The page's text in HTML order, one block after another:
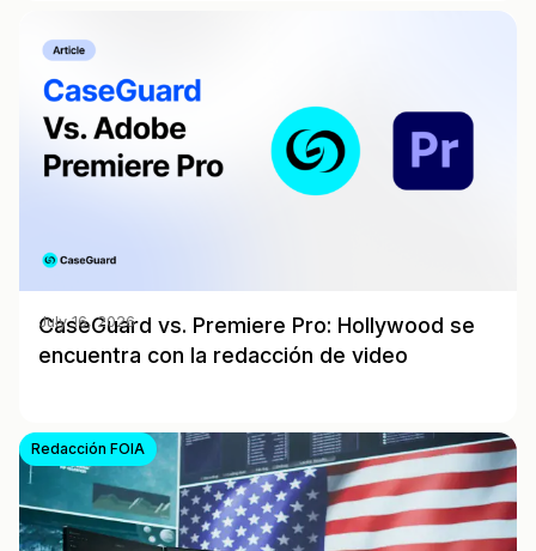
CaseGuard vs. Premiere Pro: Hollywood se
encuentra con la redacción de video
July 16, 2026
Redacción FOIA